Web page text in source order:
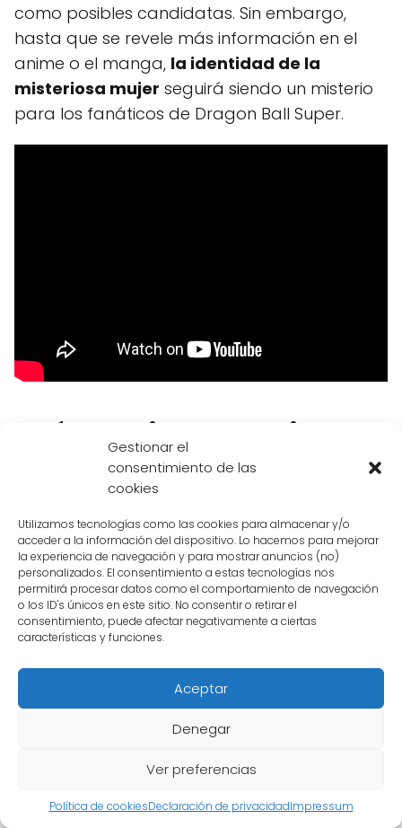
Gestionar el
consentimiento de las
cookies
Utilizamos tecnologías como las cookies para almacenar y/o
acceder a la información del dispositivo. Lo hacemos para mejorar
la experiencia de navegación y para mostrar anuncios (no)
personalizados. El consentimiento a estas tecnologías nos
permitirá procesar datos como el comportamiento de navegación
o los ID's únicos en este sitio. No consentir o retirar el
consentimiento, puede afectar negativamente a ciertas
características y funciones.
Aceptar
Denegar
Ver preferencias
Política de cookiesDeclaración de privacidadImpressum
como posibles candidatas. Sin embargo,
hasta que se revele más información en el
anime o el manga, la identidad de la
misteriosa mujer seguirá siendo un misterio
para los fanáticos de Dragon Ball Super.
Cuál es la importancia de la
relación entre Goku Black y
su novia en la trama de
Dragon Ball Super
La relación entreGoku Blacky su misteriosa
novia es un tema intrigante en la trama de
Dragon Ball Super. Aunque no se revela
mucho sobre su identidad, su presencia tiene
un impacto significativo en el desarrollo de la
historia.
En primer lugar, es importante destacar que
la existencia de la novia de Goku Black
¿Cómo se conocieron? ¿Cuál es su papel en